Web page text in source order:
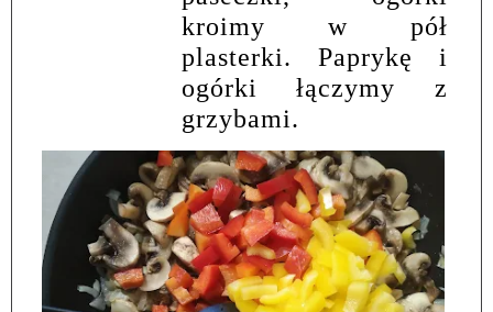
kroimy w pół
plasterki. Paprykę i
ogórki łączymy z
grzybami.